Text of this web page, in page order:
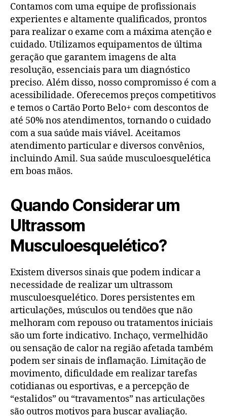
Contamos com uma equipe de profissionais
experientes e altamente qualificados, prontos
para realizar o exame com a máxima atenção e
cuidado. Utilizamos equipamentos de última
geração que garantem imagens de alta
resolução, essenciais para um diagnóstico
preciso. Além disso, nosso compromisso é com a
acessibilidade. Oferecemos preços competitivos
e temos o Cartão Porto Belo+ com descontos de
até 50% nos atendimentos, tornando o cuidado
com a sua saúde mais viável. Aceitamos
atendimento particular e diversos convênios,
incluindo Amil. Sua saúde musculoesquelética
em boas mãos.
Quando Considerar um
Ultrassom
Musculoesquelético?
Existem diversos sinais que podem indicar a
necessidade de realizar um ultrassom
musculoesquelético. Dores persistentes em
articulações, músculos ou tendões que não
melhoram com repouso ou tratamentos iniciais
são um forte indicativo. Inchaço, vermelhidão
ou sensação de calor na região afetada também
podem ser sinais de inflamação. Limitação de
movimento, dificuldade em realizar tarefas
cotidianas ou esportivas, e a percepção de
“estalidos” ou “travamentos” nas articulações
são outros motivos para buscar avaliação.